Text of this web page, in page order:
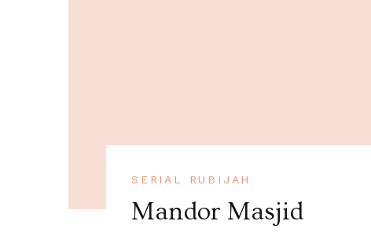
SERIAL RUBIJAH
Mandor Masjid